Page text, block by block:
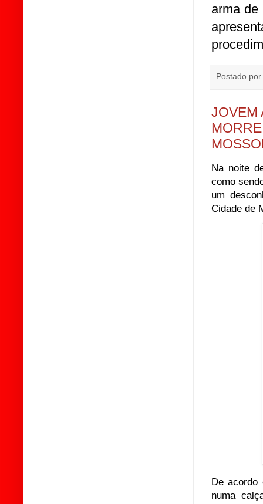
arma de
Postado por
JOVEM
Na noite
como
um
Cidade de
De
numa